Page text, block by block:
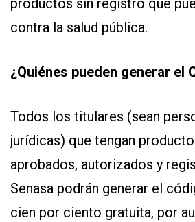
productos sin registro que
contra la salud pública.
¿Quiénes pueden generar el
Todos los titulares (sean
jurídicas) que tengan
aprobados, autorizados y
Senasa podrán generar el
cien por ciento gratuita, por